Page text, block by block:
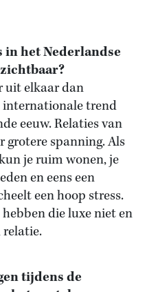
het Nederlandse
uit elkaar dan
internationale trend
eeuw. Relaties van
grotere spanning. Als
je ruim wonen, je
en eens een
een hoop stress.
die luxe niet en
tijdens de